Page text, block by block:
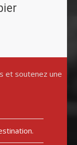
et soutenez une